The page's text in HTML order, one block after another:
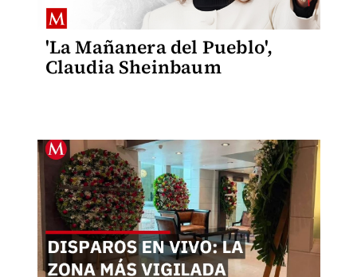
'La Mañanera del Pueblo',
Claudia Sheinbaum